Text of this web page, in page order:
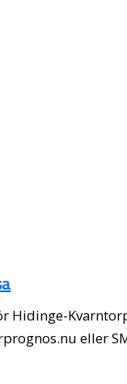
Hidinge-
eller